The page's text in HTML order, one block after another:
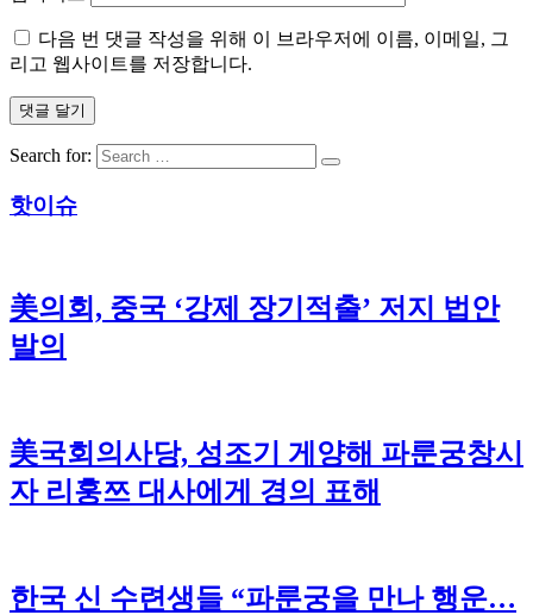
다음 번 댓글 작성을 위해 이 브라우저에 이름, 이메일, 그
리고 웹사이트를 저장합니다.
Search for:
핫이슈
美의회, 중국 ‘강제 장기적출’ 저지 법안
발의
美국회의사당, 성조기 게양해 파룬궁창시
자 리훙쯔 대사에게 경의 표해
한국 신 수련생들 “파룬궁을 만나 행운…